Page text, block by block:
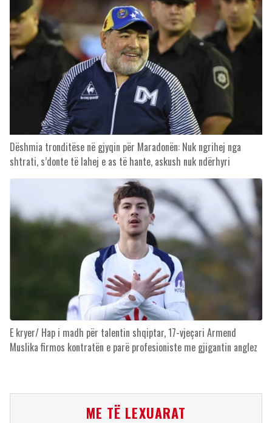
Dëshmia tronditëse në gjyqin për Maradonën: Nuk ngrihej nga
shtrati, s’donte të lahej e as të hante, askush nuk ndërhyri
E kryer/ Hap i madh për talentin shqiptar, 17-vjeçari Armend
Muslika firmos kontratën e parë profesioniste me gjigantin anglez
ME TË LEXUARAT